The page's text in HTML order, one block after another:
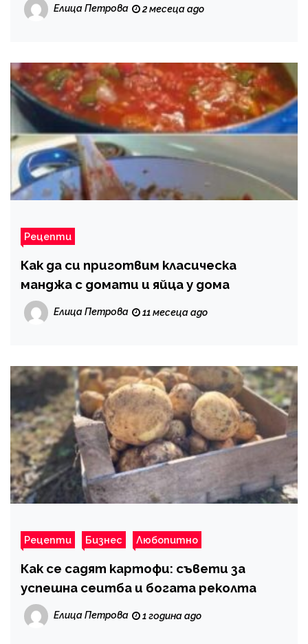
Елица Петрова 2 месеца ago
Рецепти
Как да си приготвим класическа
манджа с домати и яйца у дома
Елица Петрова 11 месеца ago
Рецепти Бизнес Любопитно
Как се садят картофи: съвети за
успешна сеитба и богата реколта
Елица Петрова 1 година ago